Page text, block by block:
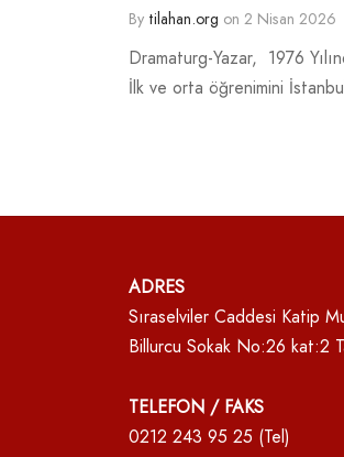
By tilahan.org on 2 Nisan 2026
Dramaturg-Yazar, 1976
İlk ve orta öğrenimini
ADRES
Sıraselviler Caddesi Katip
Billurcu Sokak No:26 kat:2
TELEFON / FAKS
0212 243 95 25 (Tel)